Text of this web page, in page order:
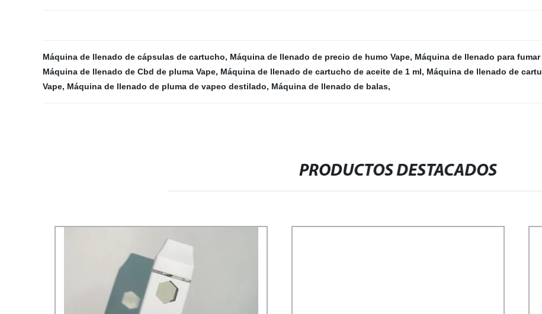
Máquina de llenado de cápsulas de cartucho, Máquina de llenado de precio de humo Vape, Máquina de llenado para fumar
Máquina de llenado de Cbd de pluma Vape, Máquina de llenado de cartucho de aceite de 1 ml, Máquina de llenado de
Vape, Máquina de llenado de pluma de vapeo destilado, Máquina de llenado de balas,
PRODUCTOS DESTACADOS